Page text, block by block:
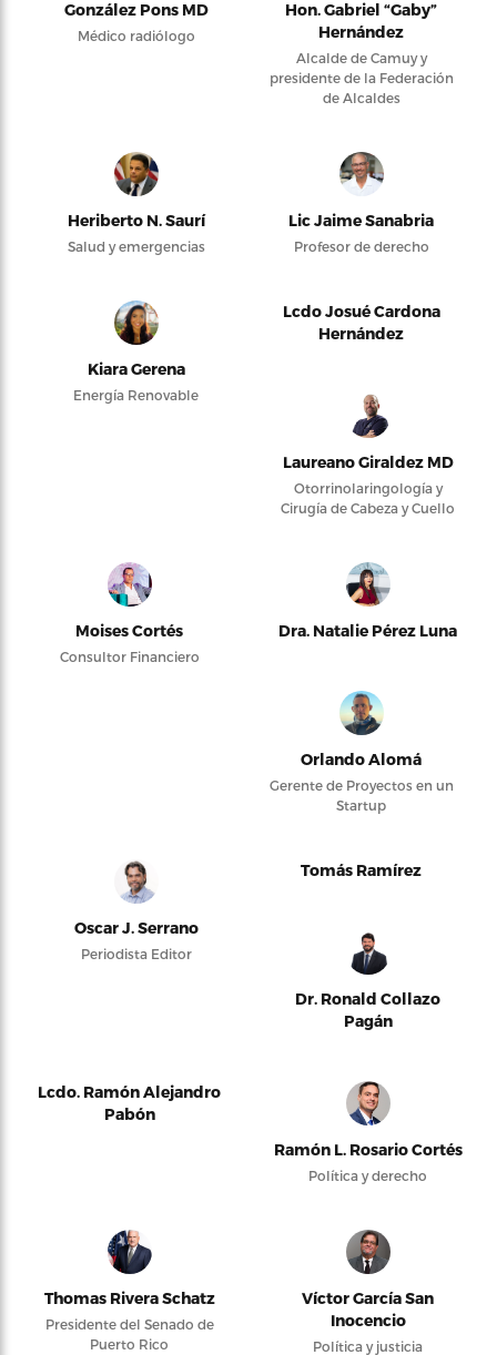
González Pons MD
Médico radiólogo
Hon. Gabriel “Gaby”
Hernández
Alcalde de Camuy y
presidente de la Federación
de Alcaldes
Heriberto N. Saurí
Salud y emergencias
Lic Jaime Sanabria
Profesor de derecho
Kiara Gerena
Energía Renovable
Lcdo Josué Cardona
Hernández
Laureano Giraldez MD
Otorrinolaringología y
Cirugía de Cabeza y Cuello
Moises Cortés
Consultor Financiero
Dra. Natalie Pérez Luna
Orlando Alomá
Gerente de Proyectos en un
Startup
Oscar J. Serrano
Periodista Editor
Tomás Ramírez
Dr. Ronald Collazo
Pagán
Lcdo. Ramón Alejandro
Pabón
Ramón L. Rosario Cortés
Política y derecho
Thomas Rivera Schatz
Presidente del Senado de
Puerto Rico
Víctor García San
Inocencio
Política y justicia